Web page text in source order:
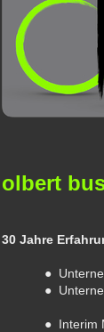
olbert
30 Jahre
●
●
● Interim